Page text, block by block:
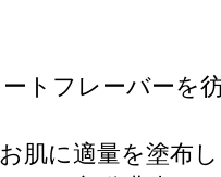
トフレーバーを
肌に適量を塗布